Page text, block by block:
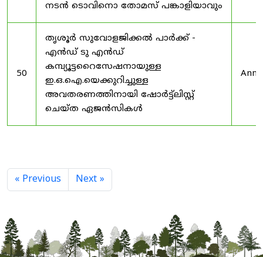
നടൻ ടൊവിനൊ തോമസ് പങ്കാളിയാവും
50
തൃശൂർ സുവോളജിക്കൽ പാർക്ക് -
എൻഡ് ടു എൻഡ്
കമ്പ്യൂട്ടറൈസേഷനായുള്ള
ഇ.ഒ.ഐ.യെക്കുറിച്ചുള്ള
അവതരണത്തിനായി ഷോർട്ട്‌ലിസ്റ്റ്
ചെയ്ത ഏജൻസികൾ
« Previous Next »